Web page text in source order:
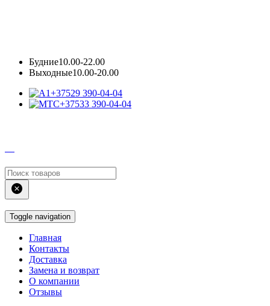
Будние10.00-22.00
Выходные10.00-20.00
+37529 390-04-04
+37533 390-04-04
Toggle navigation
Главная
Контакты
Доставка
Замена и возврат
О компании
Отзывы